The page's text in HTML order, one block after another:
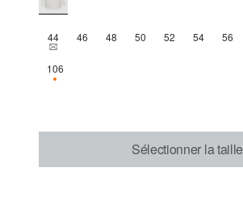
44THIS SIZE IS CURRENTLY OUT OF STOCK
46 48 50 52 54 56
106SEULEMENT 1 EN STOCK
Sélectionner la taille